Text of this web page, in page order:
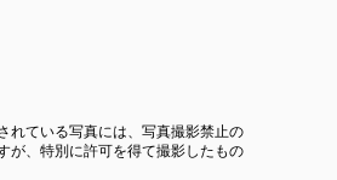
れている写真には、写真撮影禁止の
が、特別に許可を得て撮影したもの